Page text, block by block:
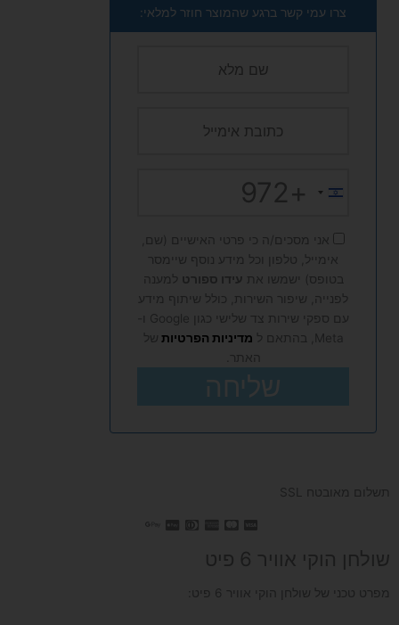
צרו עמי קשר ברגע שהמוצר חוזר למלאי:
Israel
+972
אני מסכים/ה כי פרטי האישיים (שם,
אימייל, טלפון וכל מידע נוסף שיימסר
בטופס) ישמשו את עידו ספורט למענה
לפנייה, שיפור השירות, כולל שיתוף מידע
Meta, בהתאם ל
מדיניות הפרטיות של
האתר.
שליחה
תשלום מאובטח SSL
שולחן הוקי אוויר 6 פיט
מפרט טכני של שולחן הוקי אוויר 6 פיט: